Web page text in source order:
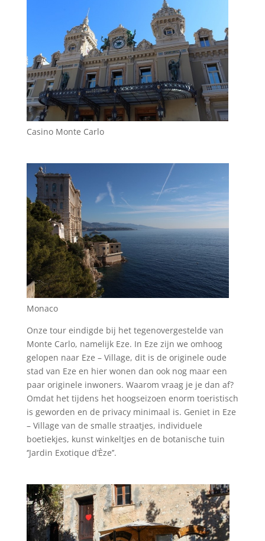
Casino Monte Carlo
Monaco
Onze tour eindigde bij het tegenovergestelde van
Monte Carlo, namelijk Eze. In Eze zijn we omhoog
gelopen naar Eze – Village, dit is de originele oude
stad van Eze en hier wonen dan ook nog maar een
paar originele inwoners. Waarom vraag je je dan af?
Omdat het tijdens het hoogseizoen enorm toeristisch
is geworden en de privacy minimaal is. Geniet in Eze
– Village van de smalle straatjes, individuele
boetiekjes, kunst winkeltjes en de botanische tuin
‘’Jardin Exotique d’Èze’’.